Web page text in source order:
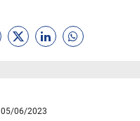
05/06/2023